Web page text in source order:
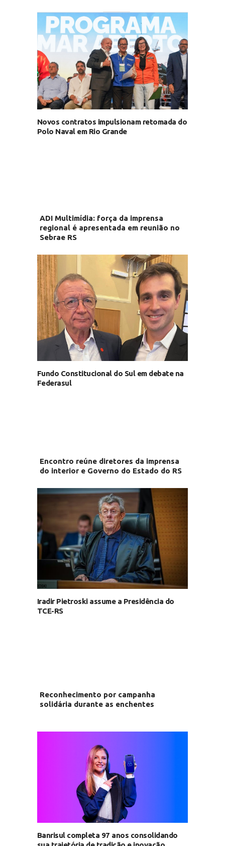
Novos contratos impulsionam retomada do
Polo Naval em Rio Grande
ADI Multimídia: força da imprensa
regional é apresentada em reunião no
Sebrae RS
Fundo Constitucional do Sul em debate na
Federasul
Encontro reúne diretores da imprensa
do interior e Governo do Estado do RS
Iradir Pietroski assume a Presidência do
TCE-RS
Reconhecimento por campanha
solidária durante as enchentes
Banrisul completa 97 anos consolidando